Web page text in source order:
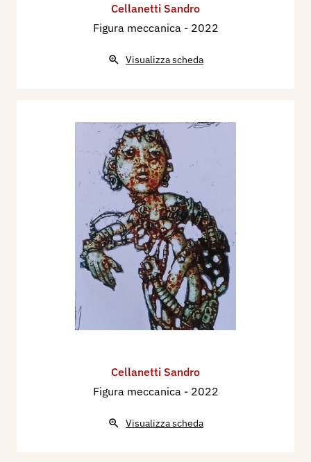
Cellanetti Sandro
Figura meccanica - 2022
Visualizza scheda
Cellanetti Sandro
Figura meccanica - 2022
Visualizza scheda